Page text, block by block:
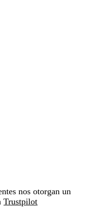
nos otorgan un
Trustpilot